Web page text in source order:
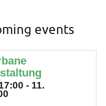
events
- 11.